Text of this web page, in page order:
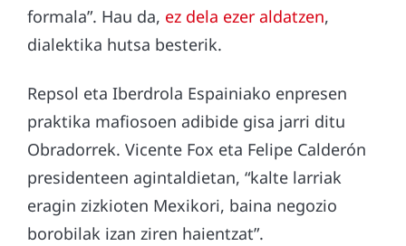
formala”. Hau da, ez dela ezer aldatzen,
dialektika hutsa besterik.
Repsol eta Iberdrola Espainiako enpresen
praktika mafiosoen adibide gisa jarri ditu
Obradorrek. Vicente Fox eta Felipe Calderón
presidenteen agintaldietan, “kalte larriak
eragin zizkioten Mexikori, baina negozio
borobilak izan ziren haientzat”.